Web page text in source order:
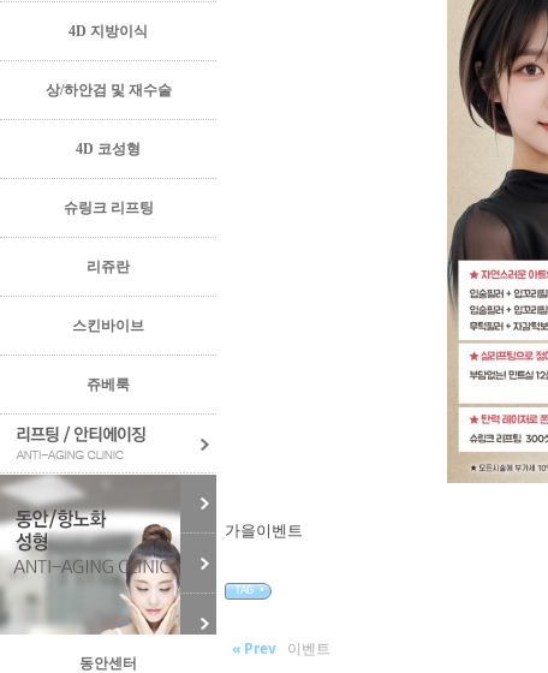
4D 지방이식
상/하안검 및 재수술
4D 코성형
슈링크 리프팅
리쥬란
스킨바이브
쥬베룩
동안센터
가을이벤트
TAG •
« Prev 이벤트